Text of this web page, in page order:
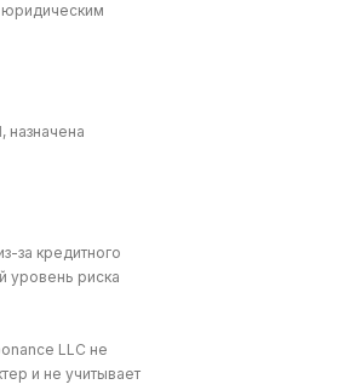
юридическим
за кредитного
уровень риска
LLC не
и не учитывает